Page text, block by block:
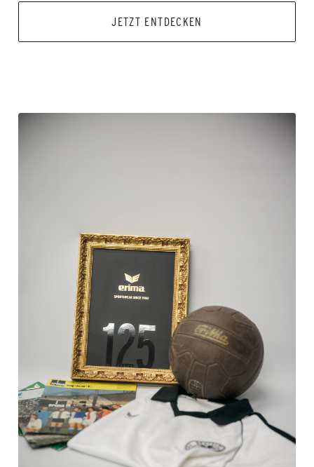
JETZT ENTDECKEN